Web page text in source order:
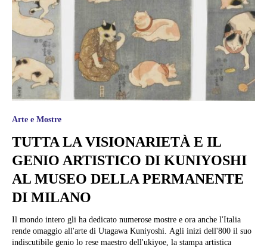
Arte e Mostre
TUTTA LA VISIONARIETÀ E IL
GENIO ARTISTICO DI KUNIYOSHI
AL MUSEO DELLA PERMANENTE
DI MILANO
Il mondo intero gli ha dedicato numerose mostre e ora anche l'Italia
rende omaggio all'arte di Utagawa Kuniyoshi. Agli inizi dell'800 il suo
indiscutibile genio lo rese maestro dell'ukiyoe, la stampa artistica